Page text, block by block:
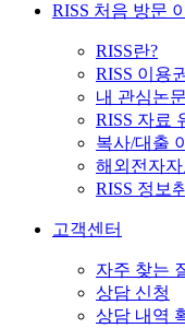
RISS 처음 방문
RISS란?
RISS 이용
내 관심논
RISS 자료
복사/대출
해외전자
RISS 정보
고객센터
자주 찾는
상담 신청
상담 내역